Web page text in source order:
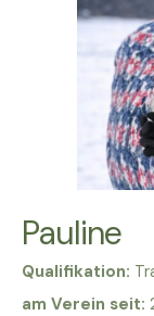
Pauline
Qualifikation:
am Verein seit: